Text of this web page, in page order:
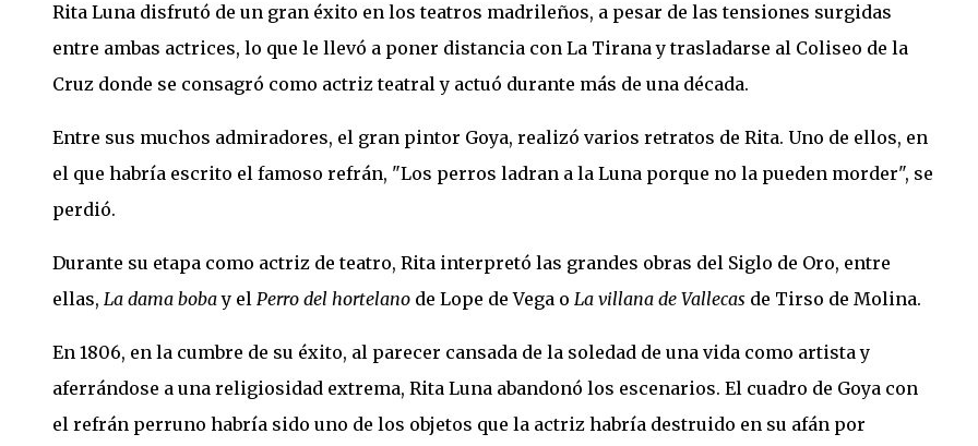
Rita Luna disfrutó de un gran éxito en los teatros madrileños, a pesar de las tensiones surgidas
entre ambas actrices, lo que le llevó a poner distancia con La Tirana y trasladarse al Coliseo de la
Cruz donde se consagró como actriz teatral y actuó durante más de una década.
Entre sus muchos admiradores, el gran pintor Goya, realizó varios retratos de Rita. Uno de ellos, en
el que habría escrito el famoso refrán, "Los perros ladran a la Luna porque no la pueden morder", se
perdió.
Durante su etapa como actriz de teatro, Rita interpretó las grandes obras del Siglo de Oro, entre
ellas, La dama bobay el Perro del hortelano de Lope de Vega o La villana de Vallecas de Tirso de Molina.
En 1806, en la cumbre de su éxito, al parecer cansada de la soledad de una vida como artista y
aferrándose a una religiosidad extrema, Rita Luna abandonó los escenarios. El cuadro de Goya con
el refrán perruno habría sido uno de los objetos que la actriz habría destruido en su afán por